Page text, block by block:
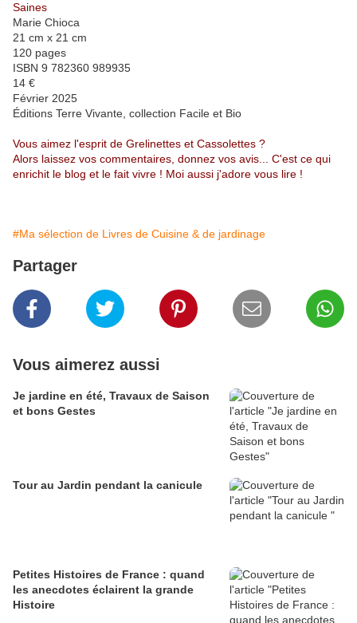
Saines
Marie Chioca
21 cm x 21 cm
120 pages
ISBN 9 782360 989935
14 €
Février 2025
Éditions Terre Vivante, collection Facile et Bio
Vous aimez l'esprit de Grelinettes et Cassolettes ?
Alors laissez vos commentaires, donnez vos avis... C'est ce qui
enrichit le blog et le fait vivre ! Moi aussi j'adore vous lire !
#Ma sélection de Livres de Cuisine & de jardinage
Partager
Vous aimerez aussi
Je jardine en été, Travaux de Saison
et bons Gestes
Tour au Jardin pendant la canicule
Petites Histoires de France : quand
les anecdotes éclairent la grande
Histoire